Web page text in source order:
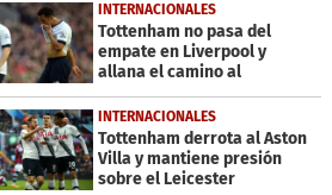
INTERNACIONALES
Tottenham no pasa del
empate en Liverpool y
allana el camino al
Leicester
INTERNACIONALES
Tottenham derrota al Aston
Villa y mantiene presión
sobre el Leicester